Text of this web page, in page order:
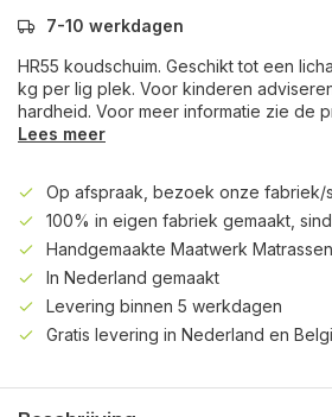
7-10 werkdagen
HR55 koudschuim. Geschikt tot een
kg per lig plek. Voor kinderen
hardheid. Voor meer informatie zie de
Lees meer
Op afspraak, bezoek onze fabriek/
100% in eigen fabriek gemaakt,
Handgemaakte Maatwerk
In Nederland gemaakt
Levering binnen 5 werkdagen
Gratis levering in Nederland en